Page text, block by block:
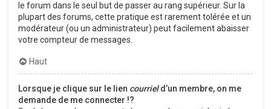
le forum dans le seul but de passer au rang supérieur. Sur la
plupart des forums, cette pratique est rarement tolérée et un
modérateur (ou un administrateur) peut facilement abaisser
votre compteur de messages.
Haut
Lorsque je clique sur le lien courrield’un membre, on me
demande de me connecter !?